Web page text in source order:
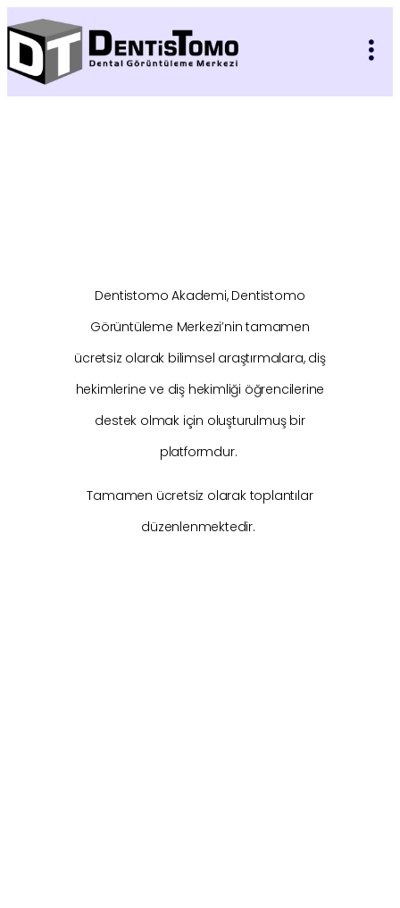
Dentistomo Akademi, Dentistomo
Görüntüleme Merkezi’nin tamamen
ücretsiz olarak bilimsel araştırmalara, diş
hekimlerine ve diş hekimliği öğrencilerine
destek olmak için oluşturulmuş bir
platformdur.
Tamamen ücretsiz olarak toplantılar
düzenlenmektedir.